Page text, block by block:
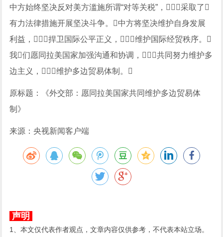
中方始终坚决反对美方滥施所谓“对等关税”，采取了
有力法律措施开展坚决斗争。中方将坚决维护自身发展
利益，捍卫国际公平正义，维护国际经贸秩序。
我们愿同拉美国家加强沟通和协调，共同努力维护多
边主义，维护多边贸易体制。
原标题：《外交部：愿同拉美国家共同维护多边贸易体
制》
来源：央视新闻客户端
声明
1、本文仅代表作者观点，文章内容仅供参考，不代表本站立场。